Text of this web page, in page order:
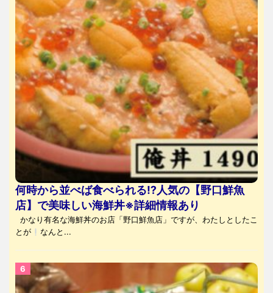
何時から並べば食べられる⁉人気の【野口鮮魚
店】で美味しい海鮮丼※詳細情報あり
かなり有名な海鮮丼のお店「野口鮮魚店」ですが、わたしとしたこ
とが
なんと...